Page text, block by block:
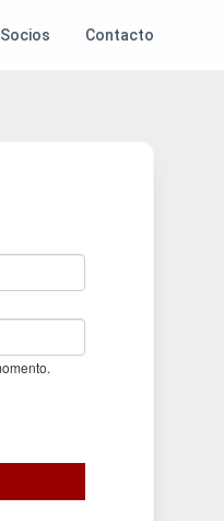
Socios Contacto